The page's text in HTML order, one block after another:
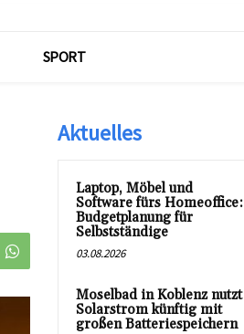
SPORT
Aktuelles
Laptop, Möbel und
Software fürs Homeoffice:
Budgetplanung für
Selbstständige
03.08.2026
Moselbad in Koblenz nutzt
Solarstrom künftig mit
großen Batteriespeichern